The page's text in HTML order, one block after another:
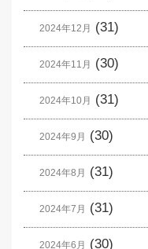
2024年12月 (31)
2024年11月 (30)
2024年10月 (31)
2024年9月 (30)
2024年8月 (31)
2024年7月 (31)
2024年6月 (30)